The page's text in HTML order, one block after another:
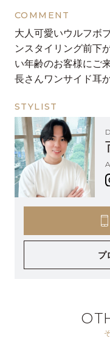
COMMENT
大人可愛いウルフボ
ンスタイリング前下
い年齢のお客様にご
長さんワンサイド耳
STYLIST
プ